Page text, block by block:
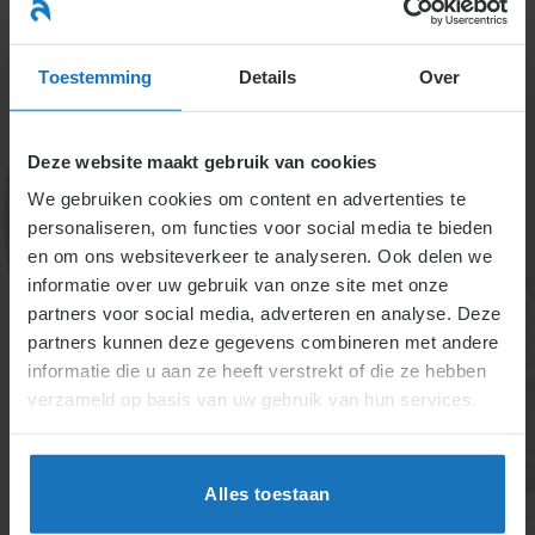
Toestemming Details Over
Deze website maakt gebruik van cookies
We gebruiken cookies om content en advertenties te
personaliseren, om functies voor social media te bieden
en om ons websiteverkeer te analyseren. Ook delen we
informatie over uw gebruik van onze site met onze
partners voor social media, adverteren en analyse. Deze
partners kunnen deze gegevens combineren met andere
informatie die u aan ze heeft verstrekt of die ze hebben
verzameld op basis van uw gebruik van hun services.
Alles toestaan
naar
inhoud
2.6.2. Gelijk belonen
(van mannen en
vrouwen)
Werkgevers moeten gelijk loon geven voor